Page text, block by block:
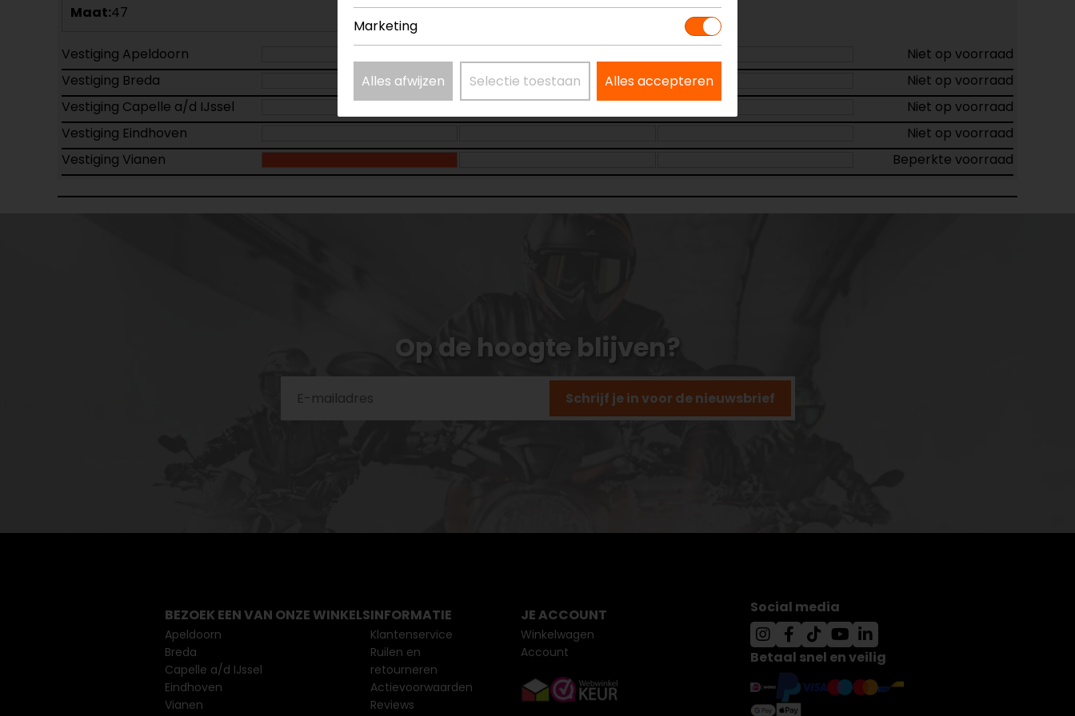
Maat:47
Vestiging Apeldoorn
Niet op voorraad
Vestiging Breda
Niet op voorraad
Vestiging Capelle a/d IJssel
Niet op voorraad
Vestiging Eindhoven
Niet op voorraad
Vestiging Vianen
Beperkte voorraad
Op de hoogte blijven?
Schrijf je in voor de nieuwsbrief
Marketing
Alles afwijzen Selectie toestaan Alles accepteren
BEZOEK EEN VAN ONZE WINKELS
Apeldoorn
Breda
Capelle a/d IJssel
Eindhoven
Vianen
INFORMATIE
Klantenservice
Ruilen en
retourneren
Actievoorwaarden
Reviews
JE ACCOUNT
Winkelwagen
Account
Social media
Betaal snel en veilig